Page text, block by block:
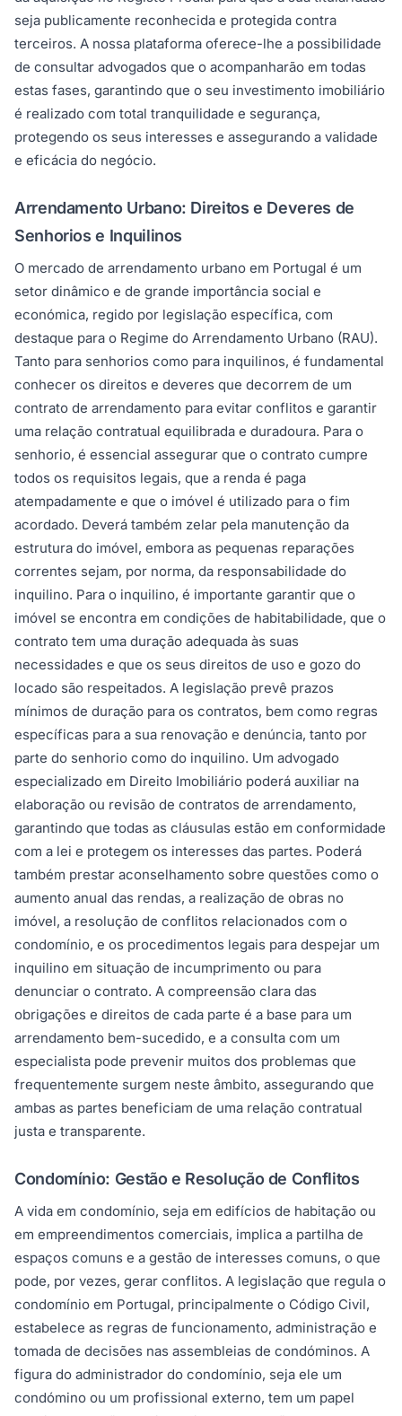
seja publicamente reconhecida e protegida contra
terceiros. A nossa plataforma oferece-lhe a possibilidade
de consultar advogados que o acompanharão em todas
estas fases, garantindo que o seu investimento imobiliário
é realizado com total tranquilidade e segurança,
protegendo os seus interesses e assegurando a validade
e eficácia do negócio.
Arrendamento Urbano: Direitos e Deveres de
Senhorios e Inquilinos
O mercado de arrendamento urbano em Portugal é um
setor dinâmico e de grande importância social e
económica, regido por legislação específica, com
destaque para o Regime do Arrendamento Urbano (RAU).
Tanto para senhorios como para inquilinos, é fundamental
conhecer os direitos e deveres que decorrem de um
contrato de arrendamento para evitar conflitos e garantir
uma relação contratual equilibrada e duradoura. Para o
senhorio, é essencial assegurar que o contrato cumpre
todos os requisitos legais, que a renda é paga
atempadamente e que o imóvel é utilizado para o fim
acordado. Deverá também zelar pela manutenção da
estrutura do imóvel, embora as pequenas reparações
correntes sejam, por norma, da responsabilidade do
inquilino. Para o inquilino, é importante garantir que o
imóvel se encontra em condições de habitabilidade, que o
contrato tem uma duração adequada às suas
necessidades e que os seus direitos de uso e gozo do
locado são respeitados. A legislação prevê prazos
mínimos de duração para os contratos, bem como regras
específicas para a sua renovação e denúncia, tanto por
parte do senhorio como do inquilino. Um advogado
especializado em Direito Imobiliário poderá auxiliar na
elaboração ou revisão de contratos de arrendamento,
garantindo que todas as cláusulas estão em conformidade
com a lei e protegem os interesses das partes. Poderá
também prestar aconselhamento sobre questões como o
aumento anual das rendas, a realização de obras no
imóvel, a resolução de conflitos relacionados com o
condomínio, e os procedimentos legais para despejar um
inquilino em situação de incumprimento ou para
denunciar o contrato. A compreensão clara das
obrigações e direitos de cada parte é a base para um
arrendamento bem-sucedido, e a consulta com um
especialista pode prevenir muitos dos problemas que
frequentemente surgem neste âmbito, assegurando que
ambas as partes beneficiam de uma relação contratual
justa e transparente.
Condomínio: Gestão e Resolução de Conflitos
A vida em condomínio, seja em edifícios de habitação ou
em empreendimentos comerciais, implica a partilha de
espaços comuns e a gestão de interesses comuns, o que
pode, por vezes, gerar conflitos. A legislação que regula o
condomínio em Portugal, principalmente o Código Civil,
estabelece as regras de funcionamento, administração e
tomada de decisões nas assembleias de condóminos. A
figura do administrador do condomínio, seja ele um
condómino ou um profissional externo, tem um papel